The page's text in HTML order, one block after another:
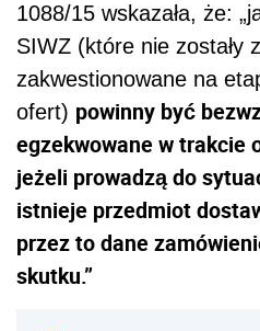
1088/15 wskazała, że:
SIWZ (które nie zostały
zakwestionowane na
ofert) powinny być
egzekwowane w trakcie
jeżeli prowadzą do
istnieje przedmiot
przez to dane
skutku.”